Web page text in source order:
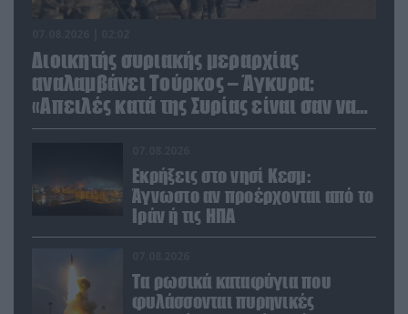
Διοικητής συριακής μεραρχίας
αναλαμβάνει Τούρκος – Άγκυρα:
«Απειλές κατά της Συρίας είναι σαν να
απειλούν εμάς»
Εκρήξεις στο νησί Κεσμ:
Άγνωστο αν προέρχονται από το
Ιράν ή τις ΗΠΑ
Τα ρωσικά καταφύγια που
φυλάσσονται πυρηνικές